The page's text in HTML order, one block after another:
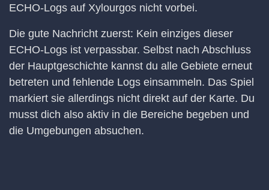
ECHO-Logs auf Xylourgos nicht vorbei.
Die gute Nachricht zuerst: Kein einziges dieser
ECHO-Logs ist verpassbar. Selbst nach Abschluss
der Hauptgeschichte kannst du alle Gebiete erneut
betreten und fehlende Logs einsammeln. Das Spiel
markiert sie allerdings nicht direkt auf der Karte. Du
musst dich also aktiv in die Bereiche begeben und
die Umgebungen absuchen.